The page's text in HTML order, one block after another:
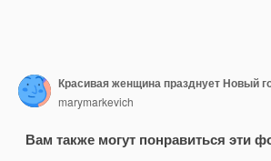
marymarkevich
Вам также могут понравиться эти